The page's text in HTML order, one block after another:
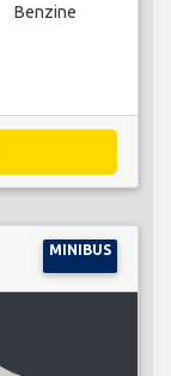
Benzine
MINIBUS